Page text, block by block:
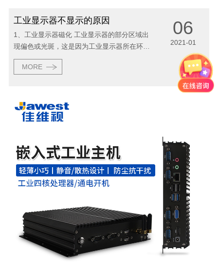
工业显示器不显示的原因
1、工业显示器磁化 工业显示器的部分区域出
现偏色或光斑，这是因为工业显示器所在环境
存在较大的交变磁场。查找附近是否有大功率
用电器，如大功率变压器，音箱等设备，并将
MORE
06
2021-01